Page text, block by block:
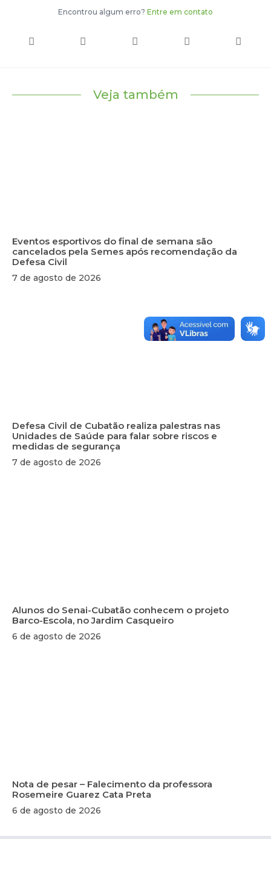
Encontrou algum erro? Entre em contato
Veja também
Eventos esportivos do final de semana são
cancelados pela Semes após recomendação da
Defesa Civil
7 de agosto de 2026
Defesa Civil de Cubatão realiza palestras nas
Unidades de Saúde para falar sobre riscos e
medidas de segurança
7 de agosto de 2026
Alunos do Senai-Cubatão conhecem o projeto
Barco-Escola, no Jardim Casqueiro
6 de agosto de 2026
Nota de pesar – Falecimento da professora
Rosemeire Guarez Cata Preta
6 de agosto de 2026